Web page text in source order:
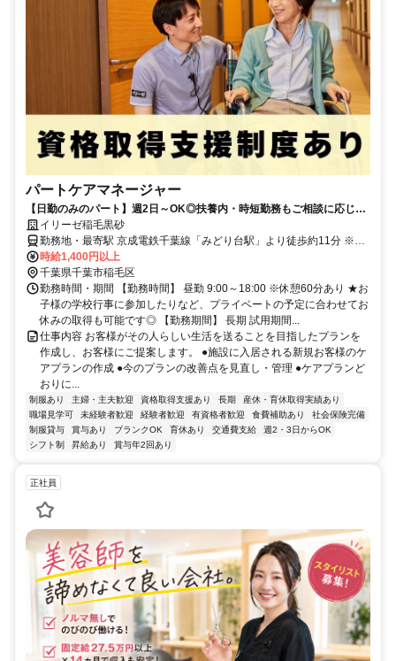
パートケアマネージャー
【日勤のみのパート】週2日～OK◎扶養内・時短勤務もご相談に応じま
す イリーゼ稲毛黒砂
勤務地・最寄駅 京成電鉄千葉線「みどり台駅」より徒歩約11分 ※車
通勤OK
時給1,400円以上
千葉県千葉市稲毛区
勤務時間・期間 【勤務時間】 昼勤 9:00～18:00 ※休憩60分あり ★お
子様の学校行事に参加したりなど、プライベートの予定に合わせてお
休みの取得も可能です◎ 【勤務期間】 長期 試用期間...
仕事内容 お客様がその人らしい生活を送ることを目指したプランを
作成し、お客様にご提案します。 ●施設に入居される新規お客様のケ
アプランの作成 ●今のプランの改善点を見直し・管理 ●ケアプランど
おりに...
制服あり 主婦・主夫歓迎 資格取得支援あり 長期
産休・育休取得実績あり
職場見学可
未経験者歓迎 経験者歓迎 有資格者歓迎 食費補助あり
社会保険完備
制服貸与
賞与あり ブランクOK 育休あり 交通費支給
週2・3日からOK
シフト制
昇給あり 賞与年2回あり
正社員